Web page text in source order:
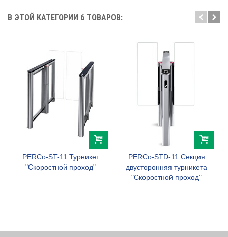
В ЭТОЙ КАТЕГОРИИ 6 ТОВАРОВ:
PERCo-ST-11 Турникет
"Скоростной проход"
PERCo-STD-11 Секция
двусторонняя турникета
"Скоростной проход"